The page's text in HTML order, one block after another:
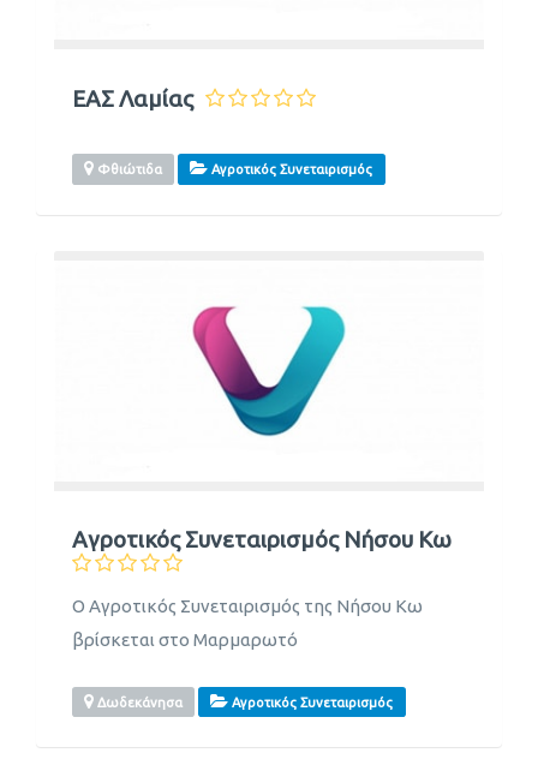
ΕΑΣ Λαμίας
Φθιώτιδα Αγροτικός Συνεταιρισμός
Αγροτικός Συνεταιρισμός Νήσου Κω
Ο Αγροτικός Συνεταιρισμός της Νήσου Κω
βρίσκεται στο Μαρμαρωτό
Δωδεκάνησα Αγροτικός Συνεταιρισμός